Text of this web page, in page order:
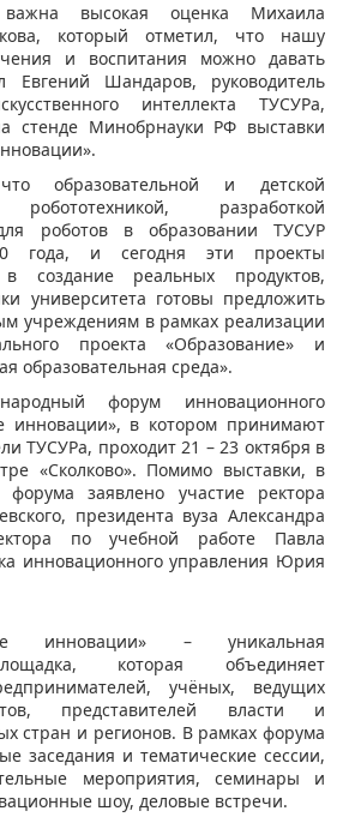
высокая оценка Михаила
который отметил, что нашу
и воспитания можно давать
Евгений Шандаров, руководитель
интеллекта ТУСУРа,
стенде Минобрнауки РФ выставки
образовательной и детской
робототехникой, разработкой
роботов в образовании ТУСУР
года, и сегодня эти проекты
в создание реальных продуктов,
университета готовы предложить
учреждениям в рамках реализации
проекта «Образование» и
образовательная среда».
форум инновационного
инновации», в котором принимают
ТУСУРа, проходит 21 – 23 октября в
«Сколково». Помимо выставки, в
заявлено участие ректора
президента вуза Александра
по учебной работе Павла
инновационного управления Юрия
инновации» – уникальная
которая объединяет
учёных, ведущих
представителей власти и
стран и регионов. В рамках форума
заседания и тематические сессии,
мероприятия, семинары и
шоу, деловые встречи.